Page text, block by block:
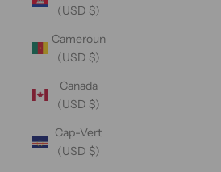
(USD $)
Cameroun
(USD $)
Canada
(USD $)
Cap-Vert
(USD $)